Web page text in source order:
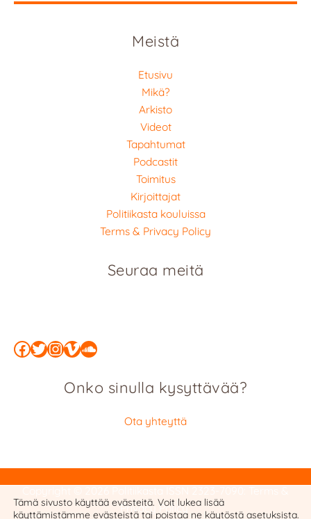
Meistä
Etusivu
Mikä?
Arkisto
Videot
Tapahtumat
Podcastit
Toimitus
Kirjoittajat
Politiikasta kouluissa
Terms & Privacy Policy
Seuraa meitä
Facebook
Twitter
Instagram
Vimeo
SoundCloud
Onko sinulla kysyttävää?
Ota yhteyttä
Privacy Policy
Tämä sivusto käyttää evästeitä. Voit lukea lisää
käyttämistämme evästeistä tai poistaa ne käytöstä asetuksista.